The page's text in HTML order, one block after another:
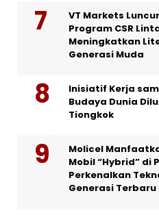
VT Markets
Program CSR
Meningkatkan
Generasi Muda
Inisiatif Kerja
Budaya Dunia
Tiongkok
Molicel
Mobil “Hybrid” di
Perkenalkan
Generasi Terbaru